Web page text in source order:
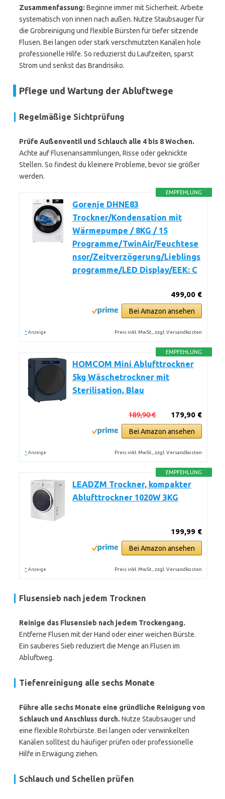
Zusammenfassung: Beginne immer mit Sicherheit. Arbeite
systematisch von innen nach außen. Nutze Staubsauger für
die Grobreinigung und flexible Bürsten für tiefer sitzende
Flusen. Bei langen oder stark verschmutzten Kanälen hole
professionelle Hilfe. So reduzierst du Laufzeiten, sparst
Strom und senkst das Brandrisiko.
Pflege und Wartung der Abluftwege
Regelmäßige Sichtprüfung
Prüfe Außenventil und Schlauch alle 4 bis 8 Wochen.
Achte auf Flusenansammlungen, Risse oder geknickte
Stellen. So findest du kleinere Probleme, bevor sie größer
werden.
EMPFEHLUNG
Gorenje DHNE83
Trockner/Kondensation mit
Wärmepumpe / 8KG / 15
Programme/TwinAir/Feuchtese
nsor/Zeitverzögerung/Lieblings
programme/LED Display/EEK: C
499,00 €
Bei Amazon ansehen
* Anzeige Preis inkl. MwSt., zzgl. Versandkosten
EMPFEHLUNG
HOMCOM Mini Ablufttrockner
5kg Wäschetrockner mit
Sterilisation, Blau
179,90 €
189,90 €
Bei Amazon ansehen
* Anzeige Preis inkl. MwSt., zzgl. Versandkosten
EMPFEHLUNG
LEADZM Trockner, kompakter
Ablufttrockner 1020W 3KG
199,99 €
Bei Amazon ansehen
* Anzeige Preis inkl. MwSt., zzgl. Versandkosten
Flusensieb nach jedem Trocknen
Reinige das Flusensieb nach jedem Trockengang.
Entferne Flusen mit der Hand oder einer weichen Bürste.
Ein sauberes Sieb reduziert die Menge an Flusen im
Abluftweg.
Tiefenreinigung alle sechs Monate
Führe alle sechs Monate eine gründliche Reinigung von
Schlauch und Anschluss durch. Nutze Staubsauger und
eine flexible Rohrbürste. Bei langen oder verwinkelten
Kanälen solltest du häufiger prüfen oder professionelle
Hilfe in Erwägung ziehen.
Schlauch und Schellen prüfen